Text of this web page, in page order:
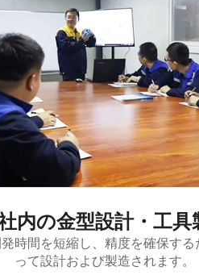
内の金型設計・工具
時間を短縮し、精度を確保する
って設計および製造されます。